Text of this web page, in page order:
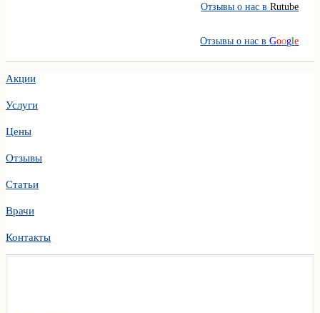
Отзывы о нас вRutube
Отзывы о нас вGoogle
Акции
Услуги
Цены
Отзывы
Статьи
Врачи
Контакты